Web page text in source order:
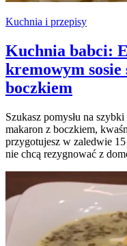
Kuchnia i przepisy
Kuchnia babci:
kremowym sosie
boczkiem
Szukasz pomysłu na
makaron z boczkiem,
przygotujesz w zaledwie
nie chcą rezygnować z